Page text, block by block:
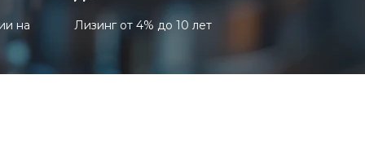
на
Лизинг от 4% до 10 лет